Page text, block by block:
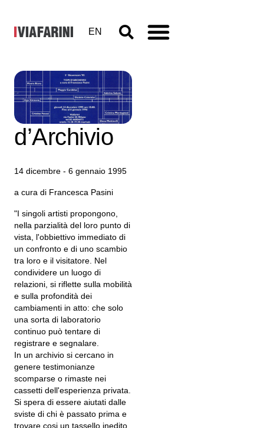
EN
Topi
d’Archivio
14 dicembre - 6 gennaio 1995
a cura di Francesca Pasini
"I singoli artisti propongono,
nella parzialità del loro punto di
vista, l'obbiettivo immediato di
un confronto e di uno scambio
tra loro e il visitatore. Nel
condividere un luogo di
relazioni, si riflette sulla mobilità
e sulla profondità dei
cambiamenti in atto: che solo
una sorta di laboratorio
continuo può tentare di
registrare e segnalare.
In un archivio si cercano in
genere testimonianze
scomparse o rimaste nei
cassetti dell'esperienza privata.
Si spera di essere aiutati dalle
sviste di chi è passato prima e
trovare cosi un tassello inedito